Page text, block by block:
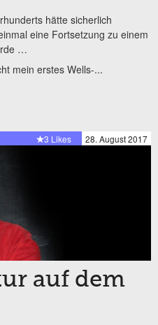
hätte sicherlich
eine Fortsetzung zu einem
…
mein erstes Wells-...
28. August 2017
3 Likes
auf dem